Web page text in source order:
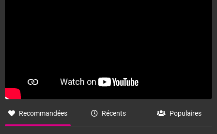
Recommandées Récents Populaires